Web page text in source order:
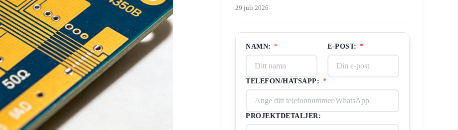
29 juli 2026
NAMN: * E-POST: *
TELEFON/HATSAPP: *
PROJEKTDETALJER: